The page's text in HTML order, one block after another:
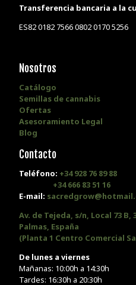
Transferencia bancaria a la
ES82 0182 7566 0802 0170 5256
Nosotros
Catálogo
Semillas de cannabis
Ofertas
Asesoramiento Legal
Blog
Contacto
Teléfono: +34 928 76 89 88
+34 666 83 51 16
E-mail:
Av. de Tejeda, s/n, Local 73 B,
Palmas, España
(Planta 1 Centro Comercial
De lunes a viernes
Mañanas: 10:00h a 14:30h
Tardes: 16:30h a 20:30h